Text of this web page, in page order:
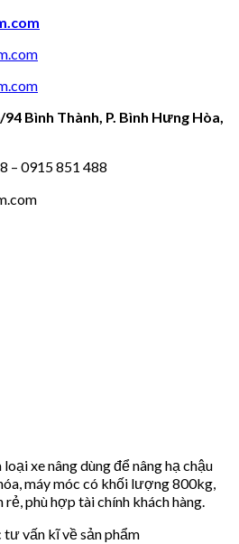
Bình Thành, P. Bình Hưng Hòa,
– 0915 851 488
loại xe nâng dùng để nâng hạ chậu
máy móc có khối lượng 800kg,
rẻ, phù hợp tài chính khách hàng.
vấn kĩ về sản phẩm